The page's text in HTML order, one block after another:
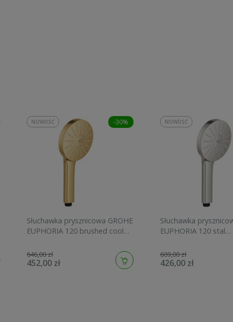
-30%
Słuchawka prysznicowa GROHE
EUPHORIA 120 brushed cool
646,00 zł
452,00 zł
NOWOŚĆ
Słuchawka
EUPHORIA 120 stal
609,00 zł
426,00 zł
NOWOŚĆ